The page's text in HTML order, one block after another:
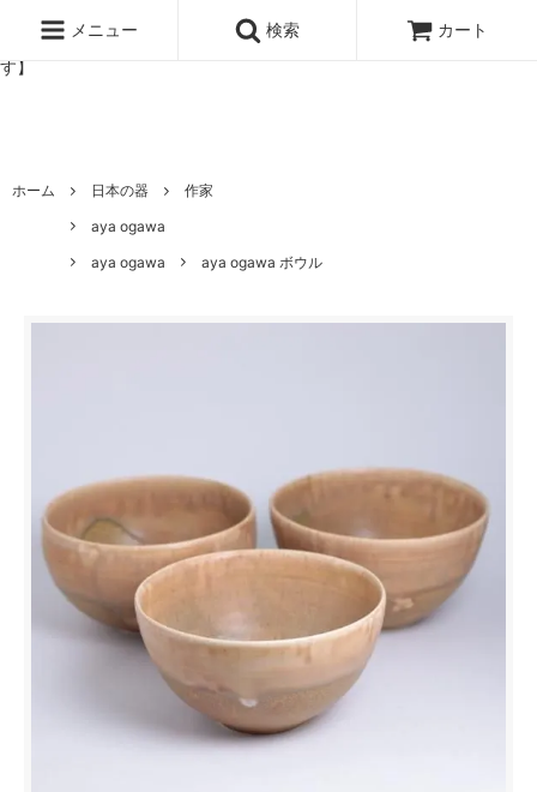
ッタのオンラインストア【アラビア,クイストゴーなどの北欧ヴィンテ
ージ食器,雅峰窯やソルテグラスジュエリーなどの作家の作品が並びま
す】
メニュー 検索 カート
ホーム 日本の器
作家
aya ogawa
aya ogawa
aya ogawa ボウル